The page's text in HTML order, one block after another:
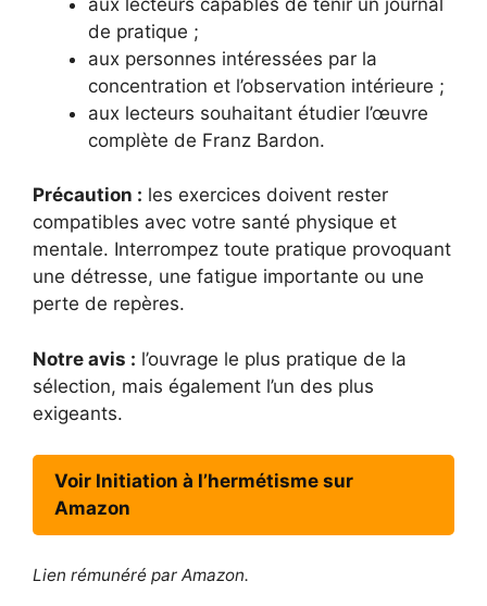
de pratique ;
aux personnes intéressées par la
concentration et l’observation intérieure ;
aux lecteurs souhaitant étudier l’œuvre
complète de Franz Bardon.
Précaution : les exercices doivent rester
compatibles avec votre santé physique et
mentale. Interrompez toute pratique provoquant
une détresse, une fatigue importante ou une
perte de repères.
Notre avis : l’ouvrage le plus pratique de la
sélection, mais également l’un des plus
exigeants.
Voir Initiation à l’hermétisme sur
Amazon
Lien rémunéré par Amazon.